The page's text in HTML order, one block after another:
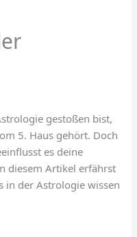
gestoßen bist,
5. Haus gehört. Doch
es deine
diesem Artikel erfährst
in der Astrologie wissen